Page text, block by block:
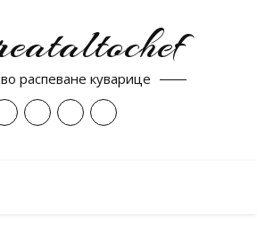
распеване куварице